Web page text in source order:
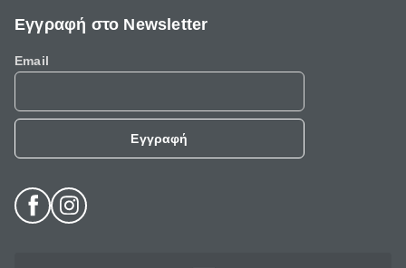
Εγγραφή στο Newsletter
Email
Εγγραφή